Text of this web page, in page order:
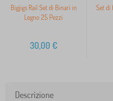
Bigjigs Rail Set di Binari in
Legno 25 Pezzi
30,00 €
Set di
Descrizione